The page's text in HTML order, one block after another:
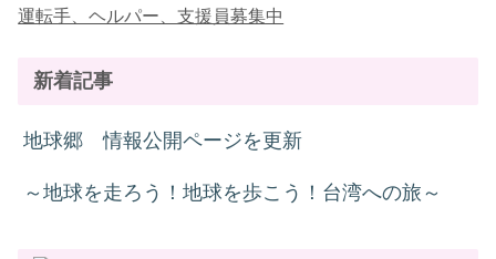
運転手、ヘルパー、支援員募集中
新着記事
地球郷 情報公開ページを更新
～地球を走ろう！地球を歩こう！台湾への旅～